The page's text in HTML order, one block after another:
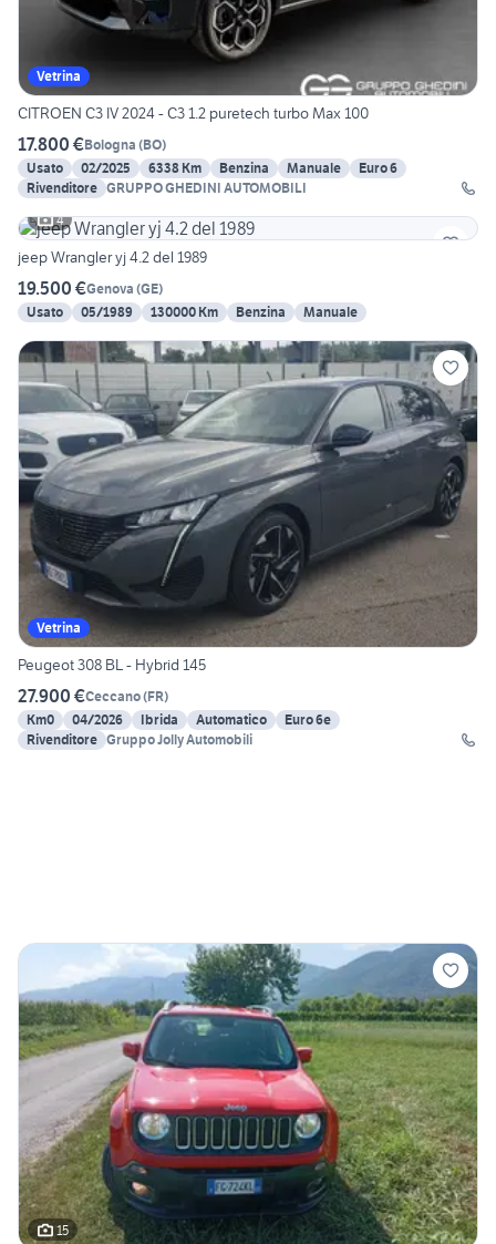
Vetrina
CITROEN C3 IV 2024 - C3 1.2 puretech turbo Max 100
17.800 €Bologna (BO)
Usato
02/2025 6338 Km Benzina Manuale
Euro 6
Rivenditore GRUPPO GHEDINI AUTOMOBILI
4
jeep Wrangler yj 4.2 del 1989
19.500 €Genova (GE)
Usato
05/1989 130000 Km Benzina Manuale
Vetrina
Peugeot 308 BL - Hybrid 145
27.900 €Ceccano(FR)
Km0
04/2026 Ibrida Automatico
Euro 6e
Rivenditore Gruppo Jolly Automobili
15